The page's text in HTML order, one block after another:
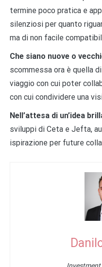
termine poco pratica e
silenziosi per quanto
ma di non facile
Che siano nuove o
scommessa ora è quella
viaggio con cui poter
con cui condividere una
Nell’attesa di un’idea
sviluppi di Ceta e Jefta,
ispirazione per future